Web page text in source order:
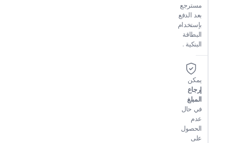
مسترجع
بعد الدفع
بإستخدام
البطاقة
البنكية .
يمكن
إرجاع
المبلغ
في حال
عدم
الحصول
على